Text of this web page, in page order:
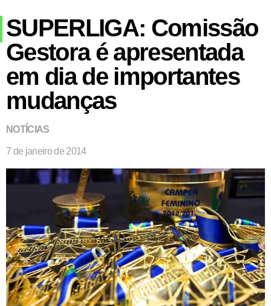
SUPERLIGA: Comissão
Gestora é apresentada
em dia de importantes
mudanças
NOTÍCIAS
7 de janeiro de 2014